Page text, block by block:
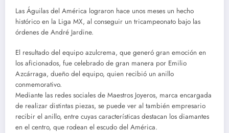
Las Águilas del América lograron hace unos meses un hecho
histórico en la Liga MX, al conseguir un tricampeonato bajo las
órdenes de André Jardine.
El resultado del equipo azulcrema, que generó gran emoción en
los aficionados, fue celebrado de gran manera por Emilio
Azcárraga, dueño del equipo, quien recibió un anillo
conmemorativo.
Mediante las redes sociales de Maestros Joyeros, marca encargada
de realizar distintas piezas, se puede ver al también empresario
recibir el anillo, entre cuyas características destacan los diamantes
en el centro, que rodean el escudo del América.